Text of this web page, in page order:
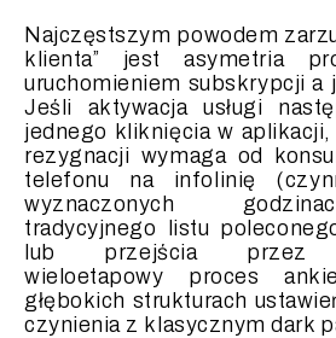
Najczęstszym powodem
klienta” jest asymetria
uruchomieniem subskrypcji a
Jeśli aktywacja usługi
jednego kliknięcia w
rezygnacji wymaga od
telefonu na infolinię
wyznaczonych
tradycyjnego listu
lub przejścia przez
wieloetapowy proces
głębokich strukturach
czynienia z klasycznym dark